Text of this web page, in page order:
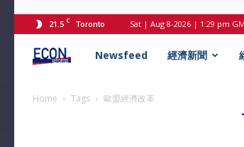
21.5 C Toronto Sat | Aug 8-2026 | 1:29 pm
Econ
記
Newsfeed 經濟新聞
Home Tags 歐盟經濟改革